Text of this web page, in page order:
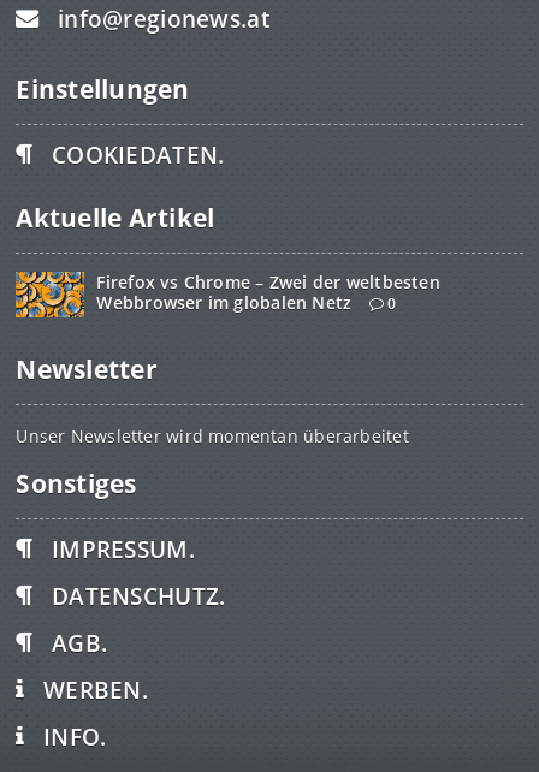
info@regionews.at
Einstellungen
COOKIEDATEN.
Aktuelle Artikel
Firefox vs Chrome – Zwei der weltbesten
Webbrowser im globalen Netz
0
Newsletter
Unser Newsletter wird momentan überarbeitet
Sonstiges
IMPRESSUM.
DATENSCHUTZ.
AGB.
WERBEN.
INFO.